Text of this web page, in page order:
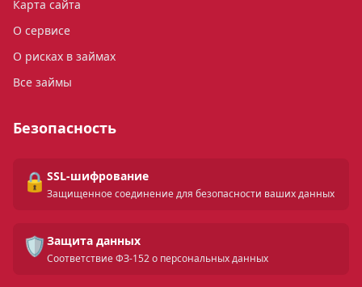
Карта сайта
О сервисе
О рисках в займах
Все займы
Безопасность
🔒 SSL-шифрование
Защищенное соединение для безопасности ваших данных
🛡️ Защита данных
Соответствие ФЗ-152 о персональных данных